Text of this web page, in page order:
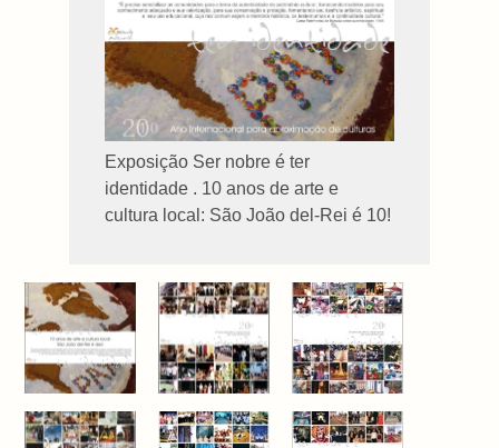
Exposição Ser nobre é ter
identidade . 10 anos de arte e
cultura local: São João del-Rei é 10!